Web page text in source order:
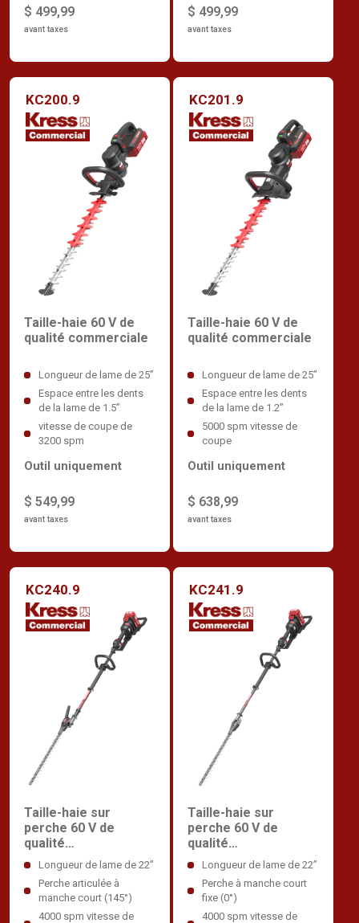
$ 499,99
avant taxes
$ 499,99
avant taxes
KC200.9
Taille-haie 60 V de
qualité commerciale
Longueur de lame de 25”
Espace entre les dents
de la lame de 1.5”
vitesse de coupe de
3200 spm
$ 549,99
avant taxes
Outil uniquement
KC201.9
Taille-haie 60 V de
qualité commerciale
Longueur de lame de 25”
Espace entre les dents
de la lame de 1.2”
5000 spm vitesse de
coupe
$ 638,99
avant taxes
Outil uniquement
KC240.9
Taille-haie sur
perche 60 V de
qualité
professionnelle
Longueur de lame de 22”
Perche articulée à
manche court (145°)
4000 spm vitesse de
KC241.9
Taille-haie sur
perche 60 V de
qualité
professionnelle
Longueur de lame de 22”
Perche à manche court
fixe (0°)
4000 spm vitesse de